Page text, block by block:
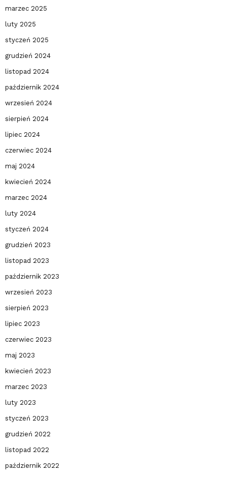
marzec 2025
luty 2025
styczeń 2025
grudzień 2024
listopad 2024
październik 2024
wrzesień 2024
sierpień 2024
lipiec 2024
czerwiec 2024
maj 2024
kwiecień 2024
marzec 2024
luty 2024
styczeń 2024
grudzień 2023
listopad 2023
październik 2023
wrzesień 2023
sierpień 2023
lipiec 2023
czerwiec 2023
maj 2023
kwiecień 2023
marzec 2023
luty 2023
styczeń 2023
grudzień 2022
listopad 2022
październik 2022